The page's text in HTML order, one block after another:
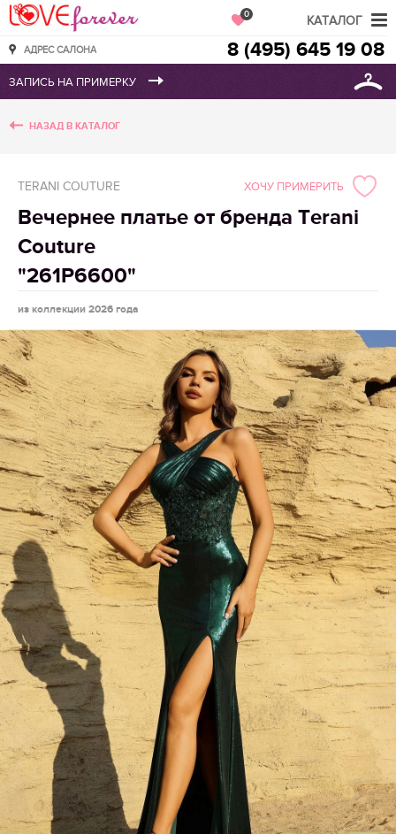
Love Forever
АДРЕС САЛОНА
0
8 (495) 645 19 08
НАЗАД В КАТАЛОГ
TERANI COUTURE
Вечернее платье от бренда Terani
Couture
"261Р6600"
из коллекции 2026 года
ХОЧУ ПРИМЕРИТЬ
КАТАЛОГ